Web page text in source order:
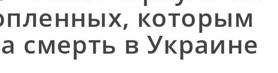
которым
смерть в Украине